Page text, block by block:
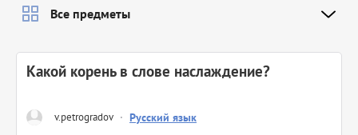
v.petrogradov · Русский язык
Какой корень в слове наслаждение?
Все предметы